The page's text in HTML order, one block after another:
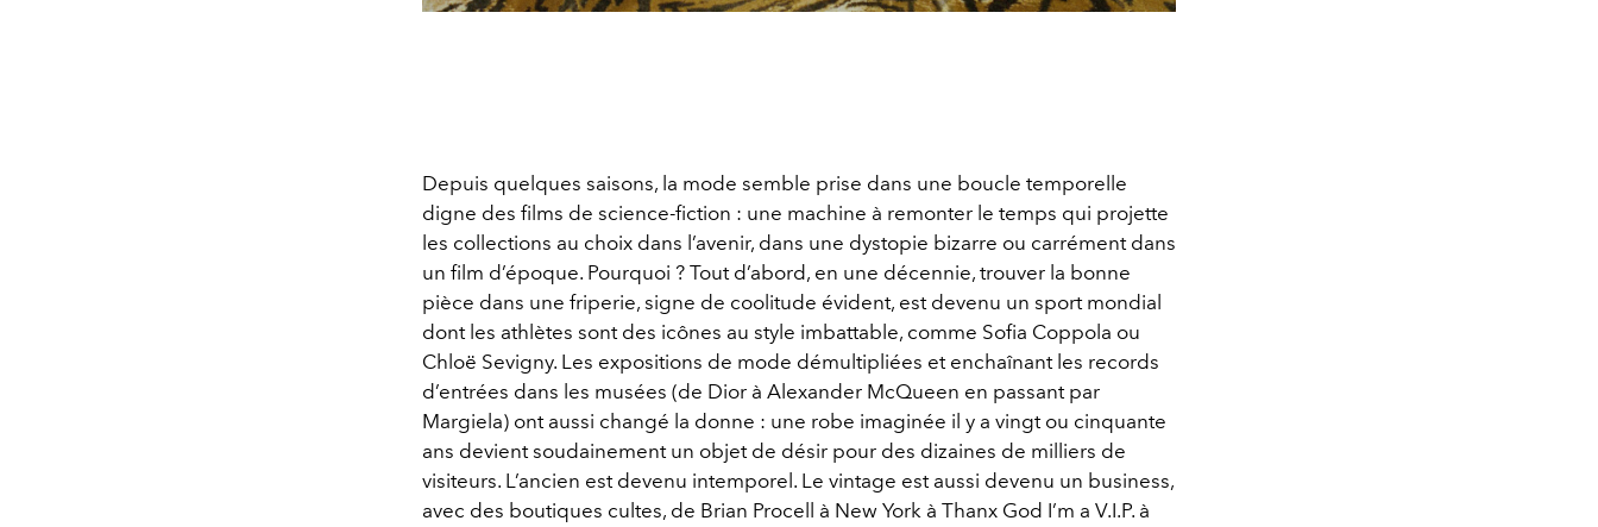
Depuis quelques saisons, la mode semble prise dans une boucle temporelle
digne des films de science-fiction : une machine à remonter le temps qui projette
les collections au choix dans l’avenir, dans une dystopie bizarre ou carrément dans
un film d’époque. Pourquoi ? Tout d’abord, en une décennie, trouver la bonne
pièce dans une friperie, signe de coolitude évident, est devenu un sport mondial
dont les athlètes sont des icônes au style imbattable, comme Sofia Coppola ou
Chloë Sevigny. Les expositions de mode démultipliées et enchaînant les records
d’entrées dans les musées (de Dior à Alexander McQueen en passant par
Margiela) ont aussi changé la donne : une robe imaginée il y a vingt ou cinquante
ans devient soudainement un objet de désir pour des dizaines de milliers de
visiteurs. L’ancien est devenu intemporel. Le vintage est aussi devenu un business,
avec des boutiques cultes, de Brian Procell à New York à Thanx God I’m a V.I.P. à